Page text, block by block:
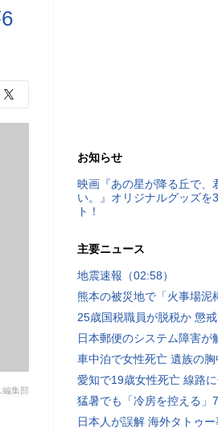
編集部
お知らせ
映画『あの星が降る丘で、
い。』オリジナルグッズを
ト！
主要ニュース
地震速報（02:58）
熊本の被災地で「火事場泥
25歳国税職員が脱税か 懲
日本郵便のシステム障害が
車中泊で女性死亡 遺族の胸
愛知で19歳女性死亡 線路
猛暑でも「冷房を控える」
日本人が誤解 海外タトゥ